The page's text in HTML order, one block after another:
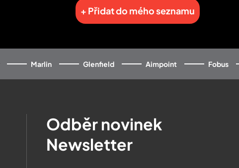
+ Přidat do mého seznamu
Marlin Glenfield Aimpoint Fobus
Odběr novinek
Newsletter